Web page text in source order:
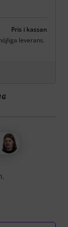
Pris i kassan
leverans.